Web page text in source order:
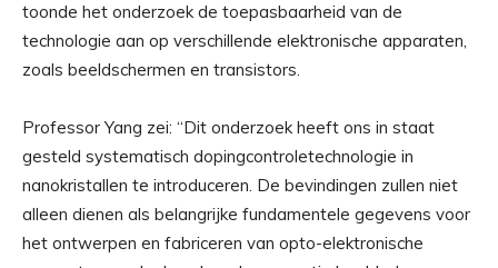
toonde het onderzoek de toepasbaarheid van de
technologie aan op verschillende elektronische apparaten,
zoals beeldschermen en transistors.
Professor Yang zei: “Dit onderzoek heeft ons in staat
gesteld systematisch dopingcontroletechnologie in
nanokristallen te introduceren. De bevindingen zullen niet
alleen dienen als belangrijke fundamentele gegevens voor
het ontwerpen en fabriceren van opto-elektronische